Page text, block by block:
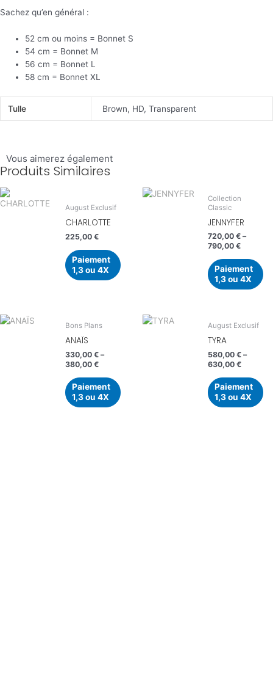
Sachez qu’en général :
52 cm ou moins = Bonnet S
54 cm = Bonnet M
56 cm = Bonnet L
58 cm = Bonnet XL
Tulle Brown, HD, Transparent
Vous aimerez également
Produits Similaires
August Exclusif
CHARLOTTE
225,00 €
Paiement
1,3 ou 4X
Collection
Classic
JENNYFER
720,00 € –
790,00 €
Paiement
1,3 ou 4X
Bons Plans
ANAÏS
330,00 € –
380,00 €
Paiement
1,3 ou 4X
August Exclusif
TYRA
580,00 € –
630,00 €
Paiement
1,3 ou 4X